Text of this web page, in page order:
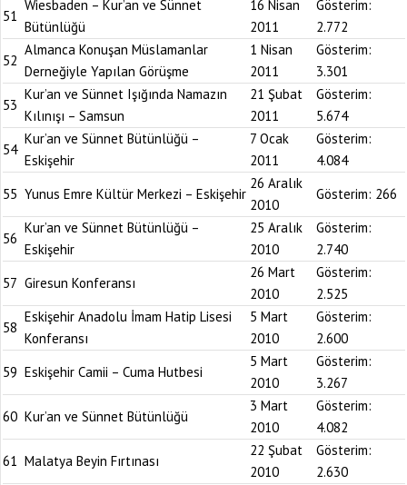
51
Wiesbaden – Kur’an ve Sünnet
Bütünlüğü
16 Nisan
2011
Gösterim:
2.772
52
Almanca Konuşan Müslamanlar
Derneğiyle Yapılan Görüşme
1 Nisan
2011
Gösterim:
3.301
53
Kur’an ve Sünnet Işığında Namazın
Kılınışı – Samsun
21 Şubat
2011
Gösterim:
5.674
54
Kur’an ve Sünnet Bütünlüğü –
Eskişehir
7 Ocak
2011
Gösterim:
4.084
55 Yunus Emre Kültür Merkezi – Eskişehir
26 Aralık
2010
Gösterim: 266
56
Kur’an ve Sünnet Bütünlüğü –
Eskişehir
25 Aralık
2010
Gösterim:
2.740
57 Giresun Konferansı
26 Mart
2010
Gösterim:
2.525
58
Eskişehir Anadolu İmam Hatip Lisesi
Konferansı
5 Mart
2010
Gösterim:
2.600
59 Eskişehir Camii – Cuma Hutbesi
5 Mart
2010
Gösterim:
3.267
60 Kur’an ve Sünnet Bütünlüğü
3 Mart
2010
Gösterim:
4.082
61 Malatya Beyin Fırtınası
22 Şubat
2010
Gösterim:
2.630